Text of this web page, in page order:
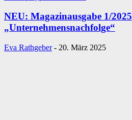
NEU: Magazinausgabe 1/2025
„Unternehmensnachfolge“
Eva Rathgeber - 20. März 2025